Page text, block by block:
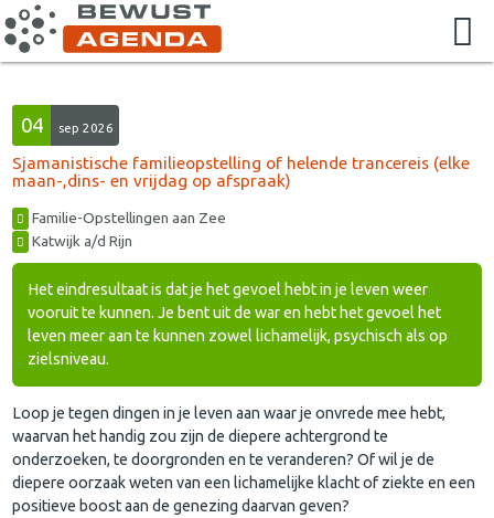
04 sep 2026
Sjamanistische familieopstelling of helende trancereis (elke
maan-,dins- en vrijdag op afspraak)
Familie-Opstellingen aan Zee
Katwijk a/d Rijn
Het eindresultaat is dat je het gevoel hebt in je leven weer
vooruit te kunnen. Je bent uit de war en hebt het gevoel het
leven meer aan te kunnen zowel lichamelijk, psychisch als op
zielsniveau.
Loop je tegen dingen in je leven aan waar je onvrede mee hebt,
waarvan het handig zou zijn de diepere achtergrond te
onderzoeken, te doorgronden en te veranderen? Of wil je de
diepere oorzaak weten van een lichamelijke klacht of ziekte en een
positieve boost aan de genezing daarvan geven?